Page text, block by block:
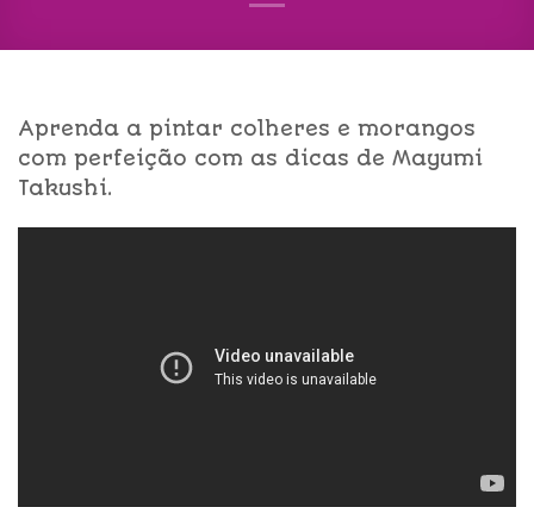
Aprenda a pintar colheres e morangos
com perfeição com as dicas de Mayumi
Takushi.